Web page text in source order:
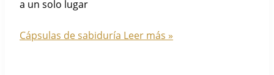
a un solo lugar
Cápsulas de sabiduría Leer más »